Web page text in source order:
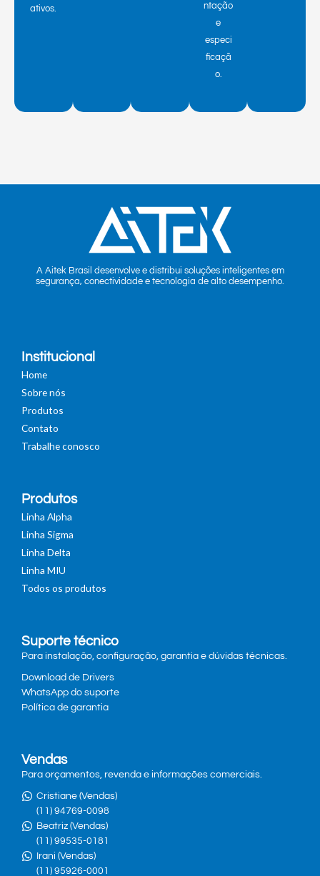
ativos.
ntação
e
especi
ficaçã
o.
A Aitek Brasil desenvolve e distribui soluções inteligentes em
segurança, conectividade e tecnologia de alto desempenho.
Institucional
Home
Sobre nós
Produtos
Contato
Trabalhe conosco
Produtos
Linha Alpha
Linha Sigma
Linha Delta
Linha MIU
Todos os produtos
Suporte técnico
Para instalação, configuração, garantia e dúvidas técnicas.
Download de Drivers
WhatsApp do suporte
Política de garantia
Vendas
Para orçamentos, revenda e informações comerciais.
Cristiane (Vendas)
(11) 94769-0098
Beatriz (Vendas)
(11) 99535-0181
Irani (Vendas)
(11) 95926-0001